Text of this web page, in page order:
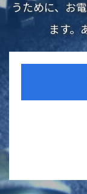
うために、お
ます。